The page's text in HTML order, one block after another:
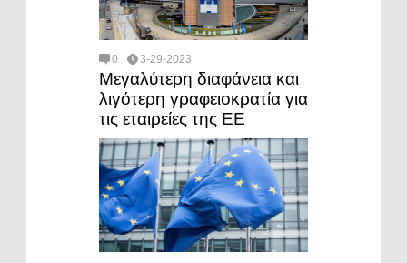
0 3-29-2023
Μεγαλύτερη διαφάνεια και
λιγότερη γραφειοκρατία για
τις εταιρείες της ΕΕ